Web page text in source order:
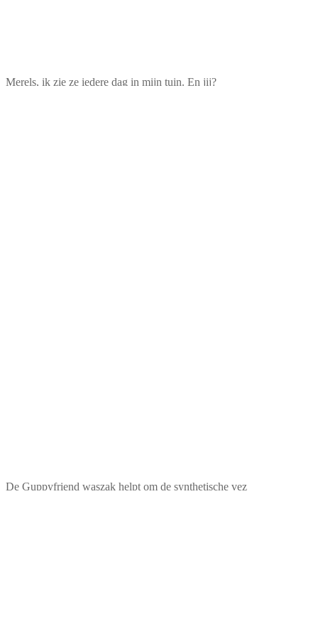
Merels, ik zie ze iedere dag in mijn tuin. En jij?
De Guppyfriend waszak helpt om de synthetische vez